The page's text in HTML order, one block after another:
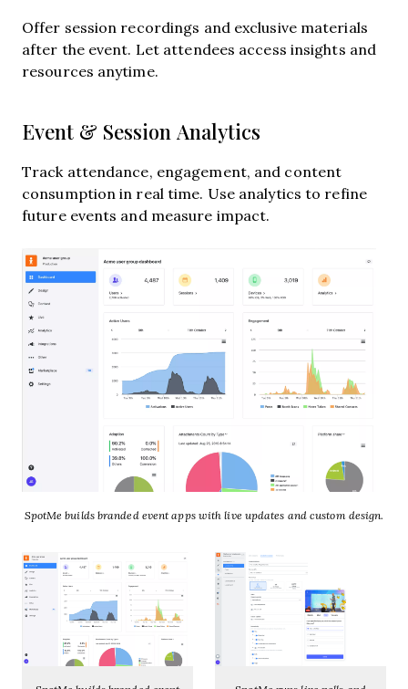
Offer session recordings and exclusive materials
after the event. Let attendees access insights and
resources anytime.
Event & Session Analytics
Track attendance, engagement, and content
consumption in real time. Use analytics to refine
future events and measure impact.
SpotMe builds branded event apps with live updates and custom design.